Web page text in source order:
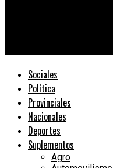
Sociales
Política
Provinciales
Nacionales
Deportes
Suplementos
Agro